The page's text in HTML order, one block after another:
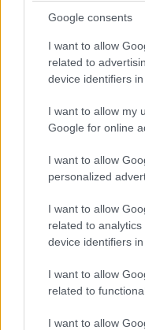
Google consents
I want to allow
related to
device identifiers in
I want to allow my
Google for online
I want to allow
personalized
I want to allow
related to
device identifiers in
I want to allow
related to
I want to allow